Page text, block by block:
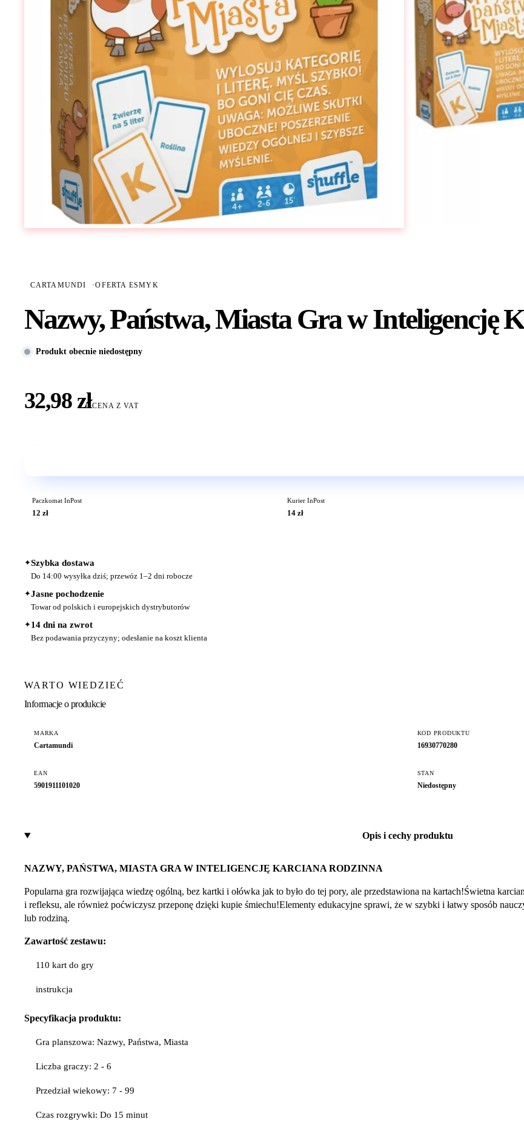
CARTAMUNDI ·OFERTA ESMYK
Nazwy, Państwa, Miasta Gra w Inteligencję
Produkt obecnie niedostępny
32,98 złCENA Z VAT
Paczkomat InPost
12 zł
Kurier InPost
14 zł
✦Szybka dostawa
Do 14:00 wysyłka dziś; przewóz 1–2 dni robocze
✦Jasne pochodzenie
Towar od polskich i europejskich dystrybutorów
✦14 dni na zwrot
Bez podawania przyczyny; odesłanie na koszt klienta
WARTO WIEDZIEĆ
Informacje o produkcie
MARKA
Cartamundi
KOD PRODUKTU
16930770280
EAN
5901911101020
STAN
Niedostępny
Opis i cechy produktu
NAZWY, PAŃSTWA, MIASTA GRA W INTELIGENCJĘ KARCIANA RODZINNA
Popularna gra rozwijająca wiedzę ogólną, bez kartki i ołówka jak to było do tej pory, ale przedstawiona na kartach!Świetna
i refleksu, ale również poćwiczysz przeponę dzięki kupie śmiechu!Elementy edukacyjne sprawi, że w szybki i łatwy sposób
lub rodziną.
Zawartość zestawu:
110 kart do gry
instrukcja
Specyfikacja produktu:
Gra planszowa: Nazwy, Państwa, Miasta
Liczba graczy: 2 - 6
Przedział wiekowy: 7 - 99
Czas rozgrywki: Do 15 minut